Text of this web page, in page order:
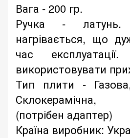
Вага - 200 гр.
Ручка -
нагрівається, що
час
використовувати
Тип плити -
Склокерамічна,
(потрібен адаптер)
Країна виробник: